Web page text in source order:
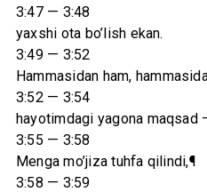
3:47 — 3:48
yaxshi ota bo’lish ekan.
3:49 — 3:52
Hammasidan ham,
3:52 — 3:54
hayotimdagi yagona maqsad
3:55 — 3:58
Menga mo’jiza tuhfa qilindi,¶
3:58 — 3:59